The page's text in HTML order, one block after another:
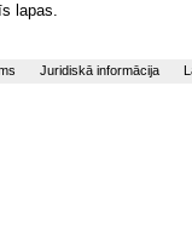
lapas.
Juridiskā informācija